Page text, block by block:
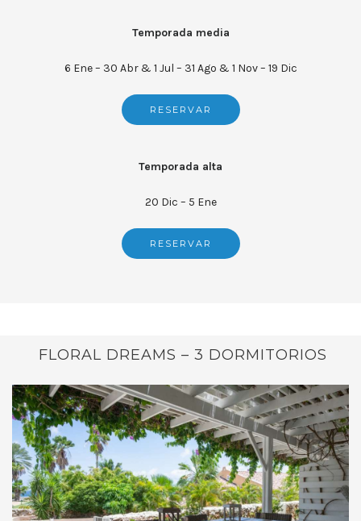
Temporada media
6 Ene – 30 Abr & 1 Jul – 31 Ago & 1 Nov – 19 Dic
RESERVAR
Temporada alta
20 Dic – 5 Ene
RESERVAR
FLORAL DREAMS – 3 DORMITORIOS